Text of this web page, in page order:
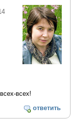
всех!
ответить